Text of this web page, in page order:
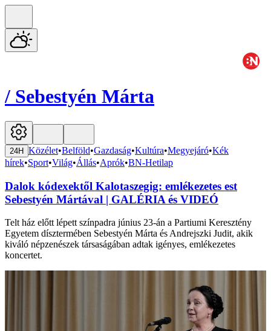
/ Sebestyén Márta
24H Közélet•Belföld•Gazdaság•Kultúra•Megyejáró•Kék
hírek•Sport•Világ•Állás•Aprók•BN-Hetilap
Dalok kódexektől Kalotaszegig: emlékezetes est
Sebestyén Mártával | GALÉRIA és VIDEÓ
Telt ház előtt lépett színpadra június 23-án a Partiumi Keresztény
Egyetem dísztermében Sebestyén Márta és Andrejszki Judit, akik
kiváló népzenészek társaságában adtak igényes, emlékezetes
koncertet.